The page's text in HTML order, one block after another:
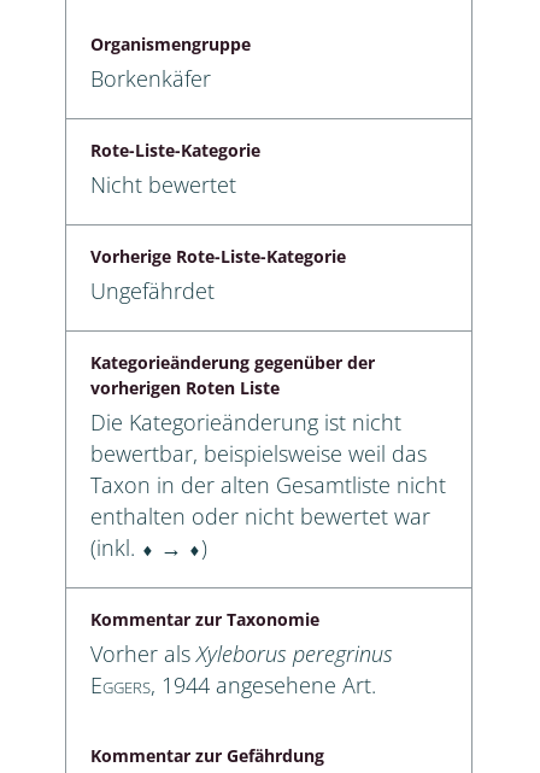
Organismengruppe
Borkenkäfer
Rote-Liste-Kategorie
Nicht bewertet
Vorherige Rote-Liste-Kategorie
Ungefährdet
Kategorieänderung gegenüber der
vorherigen Roten Liste
Die Kategorieänderung ist nicht
bewertbar, beispielsweise weil das
Taxon in der alten Gesamtliste nicht
enthalten oder nicht bewertet war
(inkl. ⬧ → ⬧)
Kommentar zur Taxonomie
Vorher alsXyleborus peregrinus
Eggers, 1944 angesehene Art.
Kommentar zur Gefährdung